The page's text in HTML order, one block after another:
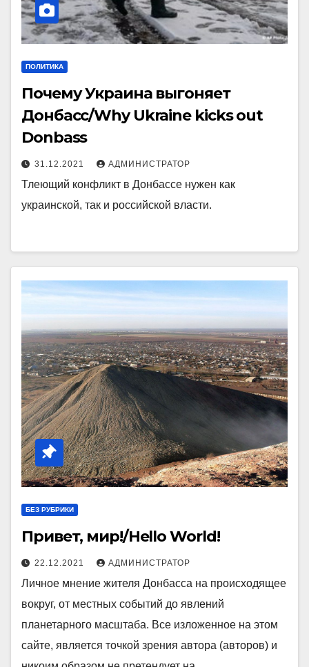
ПОЛИТИКА
Почему Украина выгоняет
Донбасс/Why Ukraine kicks out
Donbass
31.12.2021 АДМИНИСТРАТОР
Тлеющий конфликт в Донбассе нужен как
украинской, так и российской власти.
БЕЗ РУБРИКИ
Привет, мир!/Hello World!
22.12.2021 АДМИНИСТРАТОР
Личное мнение жителя Донбасса на происходящее
вокруг, от местных событий до явлений
планетарного масштаба. Все изложенное на этом
сайте, является точкой зрения автора (авторов) и